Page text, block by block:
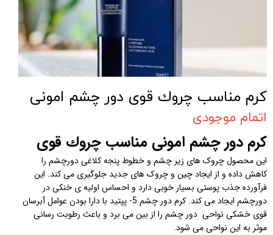
کرم مناسب چروك قوی دور چشم امونی
اتمام موجودی
کرم دور چشم امونی مناسب چروك قوی
این محصول چروک های زیر چشم و خطوط پنجه کلاغی دورچشم را
کاهش داده و از ایجاد چین و چروک های جدید جلوگیری می کند. این
فرآورده جذب پوستی بسیار خوبی دارد و احساس اولیه ی خنکی در
دورچشم ایجاد می کند. کرم دور چشم 5- پپتید با دارا بودن عوامل آبرسان
قوی خشکی نواحی دور چشم را از بین می برد و باعث رطوبت رسانی
موثر به این نواحی می شود.